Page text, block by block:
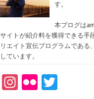
す。
本ブログは
サイトが紹介料を獲得できる手
リエイト宣伝プログラムであ
しています。
In
Fl